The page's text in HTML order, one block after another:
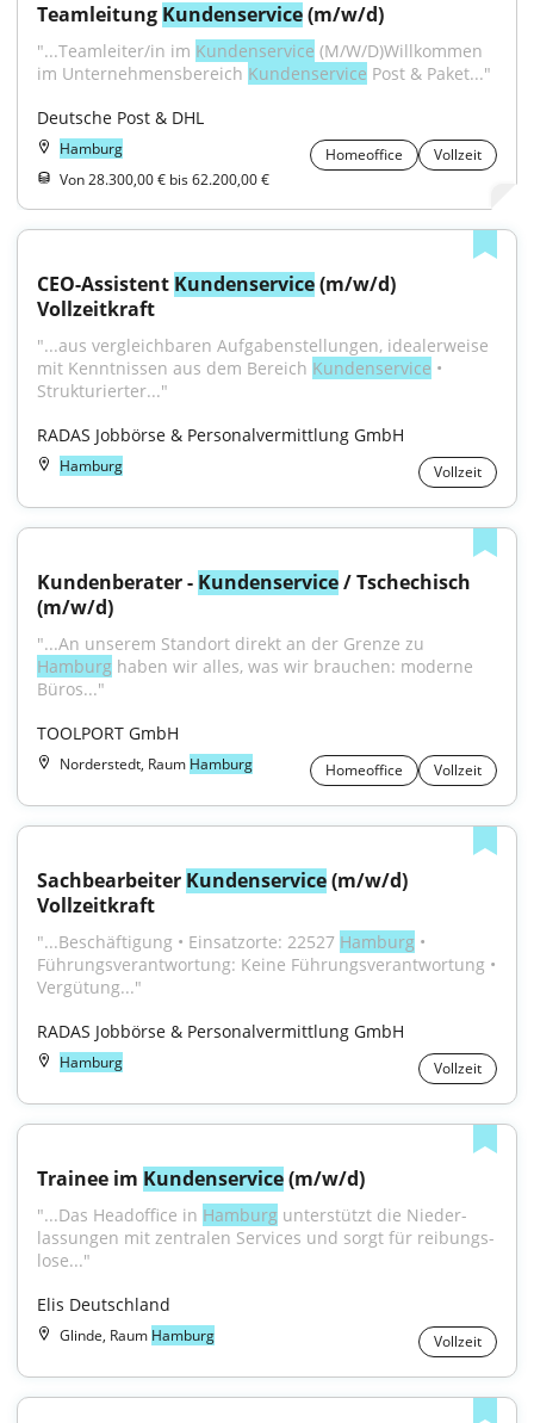
Teamleitung Kundenservice (m/w/d)
"...Teamleiter/in im Kundenservice (M/W/D)Willkommen
im Unternehmensbereich Kundenservice Post & Paket..."
Deutsche Post & DHL
Hamburg Homeoffice
Vollzeit
Von 28.300,00 € bis 62.200,00 €
CEO-Assistent Kundenservice (m/w/d)
Vollzeitkraft
"...aus vergleichbaren Aufgabenstellungen, idealerweise
mit Kenntnissen aus dem Bereich Kundenservice •
Strukturierter..."
RADAS Jobbörse & Personalvermittlung GmbH
Hamburg Vollzeit
Kundenberater - Kundenservice / Tschechisch
(m/w/d)
Hamburg haben wir alles, was wir brauchen: moderne
Büros..."
TOOLPORT GmbH
Norderstedt, Raum Hamburg Homeoffice Vollzeit
Sachbearbeiter Kundenservice (m/w/d)
Vollzeitkraft
"...Beschäftigung • Einsatzorte: 22527 Hamburg •
Führungsverantwortung: Keine Führungsverantwortung •
Vergütung..."
RADAS Jobbörse & Personalvermittlung GmbH
Hamburg Vollzeit
Trainee im Kundenservice (m/w/d)
"...Das Head­office in Hamburg unter­stützt die Nieder­
lassungen mit zentralen Services und sorgt für reibungs­
lose..."
Elis Deutschland
Glinde, Raum Hamburg Vollzeit